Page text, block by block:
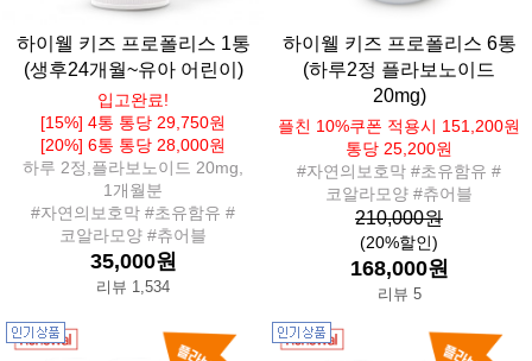
하이웰 키즈 프로폴리스 1통
(생후24개월~유아 어린이)
입고완료!
[15%] 4통 통당 29,750원
[20%] 6통 통당 28,000원
하루 2정,플라보노이드 20mg,
1개월분
#자연의보호막 #초유함유 #
코알라모양 #츄어블
35,000원
리뷰 1,534
하이웰 키즈 프로폴리스 6통
(하루2정 플라보노이드
20mg)
플친 10%쿠폰 적용시 151,200원
통당 25,200원
#자연의보호막 #초유함유 #
코알라모양 #츄어블
210,000원
(20%할인)
168,000원
리뷰 5